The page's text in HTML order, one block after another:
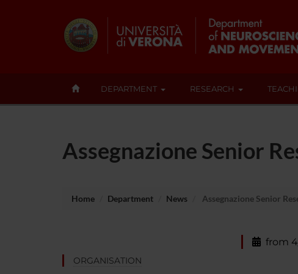
DEPARTMENT RESEARCH
Assegnazione Senior
Home Department News Assegnazione Senior
ORGANISATION
from